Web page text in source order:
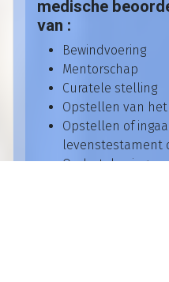
medische
van :
Bewindvoering
Mentorschap
Curatele stelling
Opstellen van
Opstellen of
levenstestament
Ondertekening